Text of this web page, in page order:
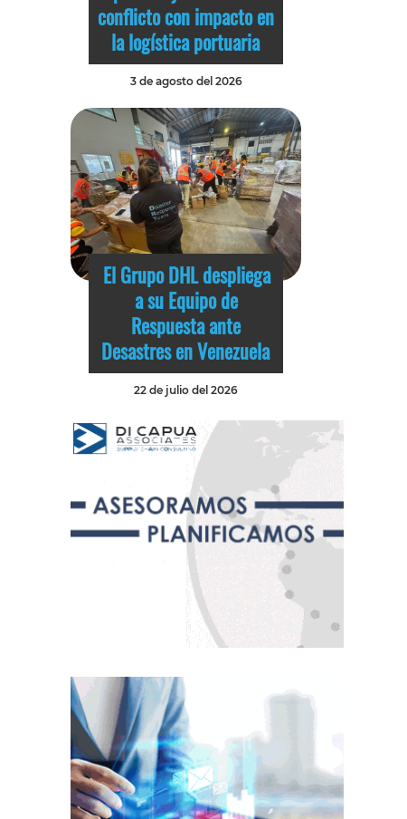
conflicto con impacto en
la logística portuaria
3 de agosto del 2026
El Grupo DHL despliega
a su Equipo de
Respuesta ante
Desastres en Venezuela
22 de julio del 2026